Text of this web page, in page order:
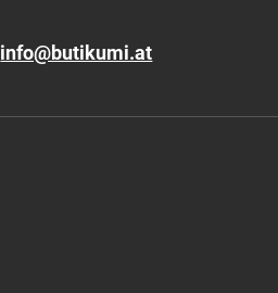
info@butikumi.at